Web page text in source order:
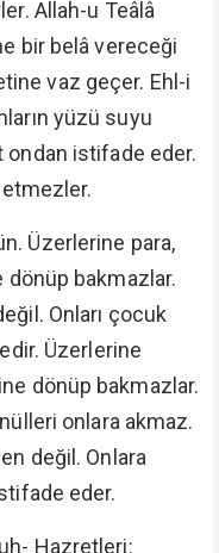
Allah-u Teâlâ
bir belâ vereceği
vaz geçer. Ehl-i
yüzü suyu
istifade eder.
Üzerlerine para,
bakmazlar.
Onları çocuk
Üzerlerine
dönüp bakmazlar.
onlara akmaz.
değil. Onlara
eder.
Hazretleri: